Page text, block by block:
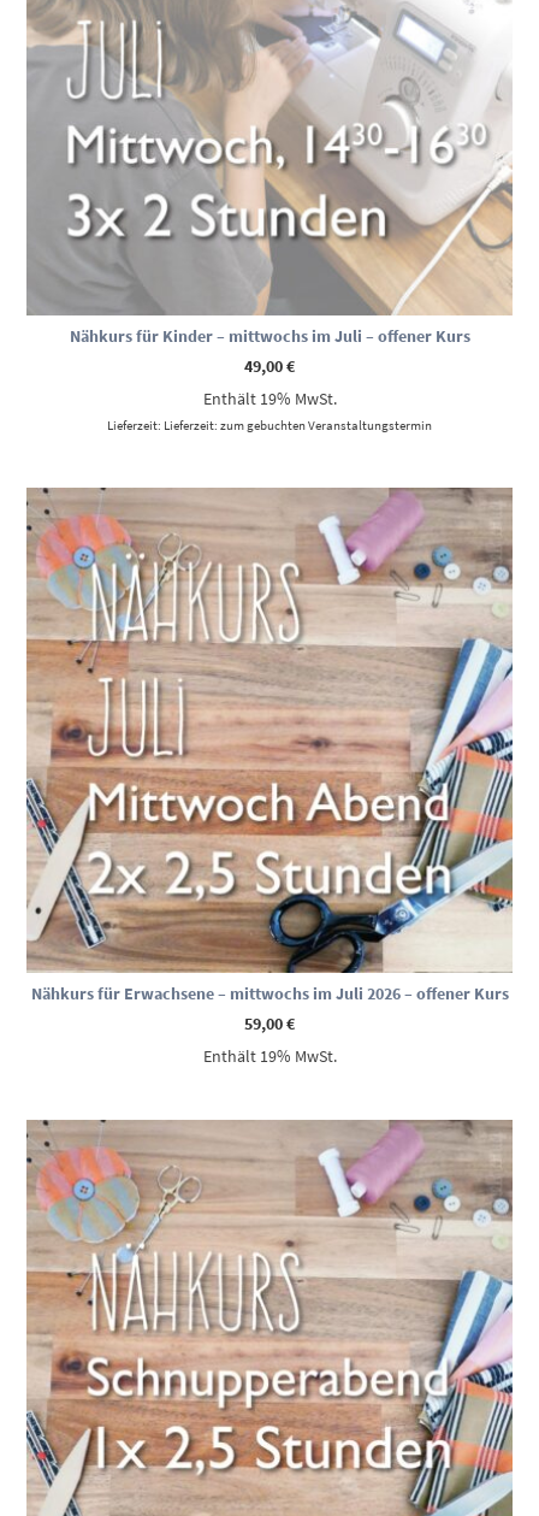
Nähkurs für Kinder – mittwochs im Juli – offener Kurs
49,00€
Enthält 19% MwSt.
Lieferzeit: Lieferzeit: zum gebuchten Veranstaltungstermin
Nähkurs für Erwachsene – mittwochs im Juli 2026 – offener Kurs
59,00€
Enthält 19% MwSt.